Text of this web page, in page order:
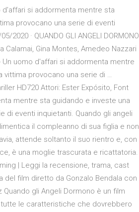
d'affari si addormenta mentre sta
provocano una serie di eventi
· QUANDO GLI ANGELI DORMONO
Gina Montes, Amedeo Nazzari
uomo d'affari si addormenta mentre
vittima provocano una serie di …
HD720 Attori: Ester Expósito, Font
mentre sta guidando e investe una
di eventi inquietanti. Quando gli angeli
il compleanno di sua figlia e non
attende soltanto il suo rientro e, con
è una moglie trascurata e ricattatoria.
| Leggi la recensione, trama, cast
film diretto da Gonzalo Bendala con
Quando gli Angeli Dormono è un film
le caratteristiche che dovrebbero